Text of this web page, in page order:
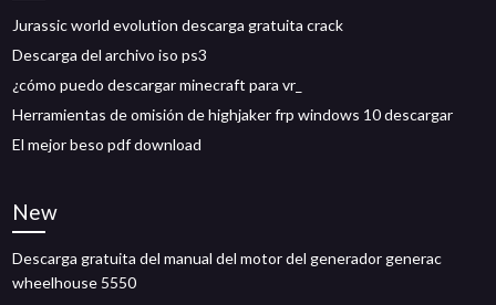
Jurassic world evolution descarga gratuita crack
Descarga del archivo iso ps3
¿cómo puedo descargar minecraft para vr_
Herramientas de omisión de highjaker frp windows 10 descargar
El mejor beso pdf download
New
Descarga gratuita del manual del motor del generador generac
wheelhouse 5550